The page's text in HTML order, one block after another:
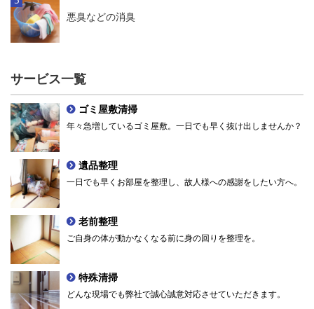
悪臭などの消臭
サービス一覧
ゴミ屋敷清掃
年々急増しているゴミ屋敷。一日でも早く抜け出しませんか？
遺品整理
一日でも早くお部屋を整理し、故人様への感謝をしたい方へ。
老前整理
ご自身の体が動かなくなる前に身の回りを整理を。
特殊清掃
どんな現場でも弊社で誠心誠意対応させていただきます。